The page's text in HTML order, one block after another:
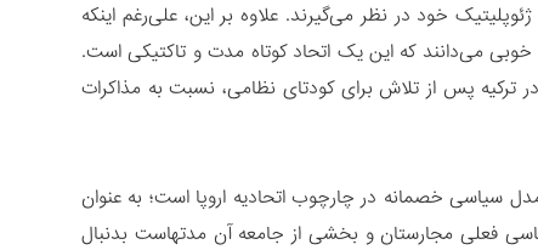
خود در نظر می‌گیرند. علاوه بر این، علی‌رغم اینکه
خوبی می‌دانند که این یک اتحاد کوتاه مدت و تاکتیکی است.
در ترکیه پس از تلاش برای کودتای نظامی، نسبت به مذاکرات
سیاسی خصمانه در چارچوب اتحادیه اروپا است؛ به عنوان
فعلی مجارستان و بخشی از جامعه آن مدتهاست بدنبال